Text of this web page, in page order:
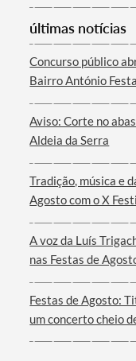
últimas notícias
Concurso público
Bairro António
Aviso: Corte no
Aldeia da Serra
Tradição, música e
Agosto com o X
A voz da Luís
nas Festas de
Festas de Agosto:
um concerto cheio